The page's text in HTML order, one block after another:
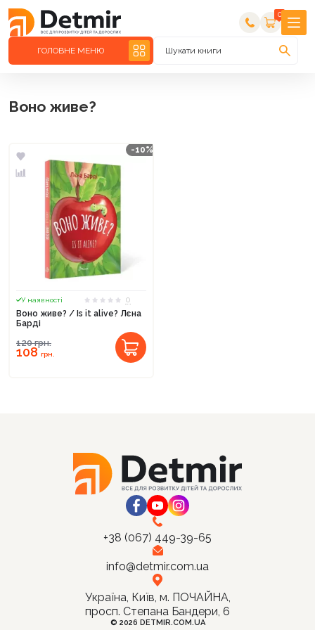
0
ГОЛОВНЕ МЕНЮ Шукати книги
Воно живе?
-10%
У наявності
0
Воно живе? / Is it alive? Лєна
Барді
120грн.
108грн.
+38 (067) 449-39-65
info@detmir.com.ua
Україна, Київ, м. ПОЧАЙНА,
просп. Степана Бандери, 6
© 2026 DETMIR.COM.UA